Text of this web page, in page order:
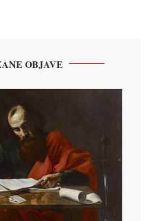
OBJAVE